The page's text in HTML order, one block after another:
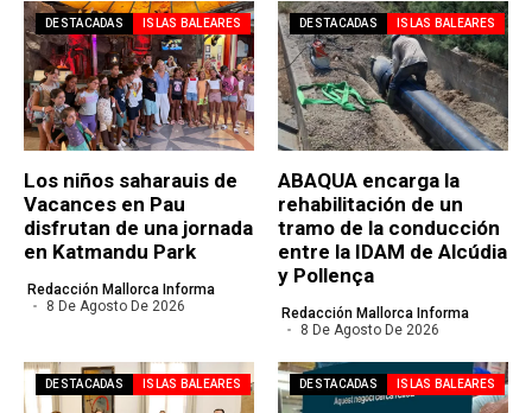
DESTACADAS ISLAS BALEARES
Los niños saharauis de
Vacances en Pau
disfrutan de una jornada
en Katmandu Park
Redacción Mallorca Informa
8 De Agosto De 2026
DESTACADAS ISLAS BALEARES
ABAQUA encarga la
rehabilitación de un
tramo de la conducción
entre la IDAM de Alcúdia
y Pollença
Redacción Mallorca Informa
8 De Agosto De 2026
DESTACADAS ISLAS BALEARES DESTACADAS ISLAS BALEARES